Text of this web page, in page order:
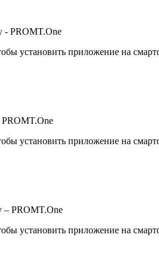
установить приложение на
установить приложение на
установить приложение на